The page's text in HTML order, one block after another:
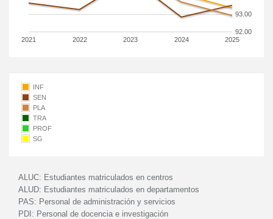
2021 2022 2023 2024 2025
92.00
93.00
INF
SEN
PLA
TRA
PROF
SG
ALUC: Estudiantes matriculados en centros
ALUD: Estudiantes matriculados en departamentos
PAS: Personal de administración y servicios
PDI: Personal de docencia e investigación